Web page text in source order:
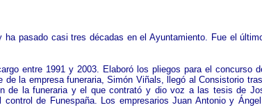
pasado casi tres décadas en el Ayuntamiento. Fue el
entre 1991 y 2003. Elaboró los pliegos para el concurso
la empresa funeraria, Simón Viñals, llegó al Consistorio
de la funeraria y el que contrató y dio voz a las tesis de
de Funespaña. Los empresarios Juan Antonio y